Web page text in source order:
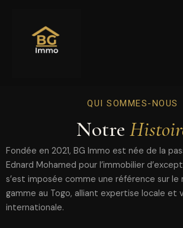
contenu
QUI SOMMES-NOUS
Notre
Fondée en 2021, BG Immo est née de la
Ednard Mohamed pour l’immobilier
s’est imposée comme une référence sur le
gamme au Togo, alliant expertise locale et
internationale.